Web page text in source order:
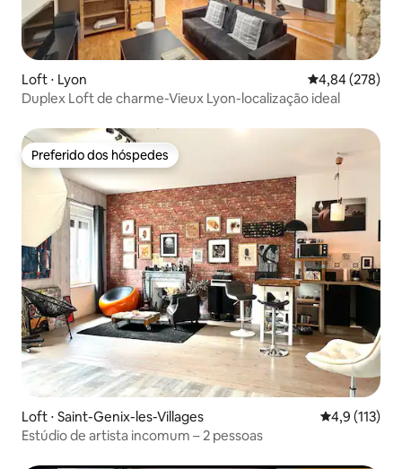
Loft ⋅ Lyon 4,84 de uma
4,84 (278)
Duplex Loft de charme-Vieux Lyon-localização ideal
Preferido dos hóspedes
Preferido dos hóspedes
Loft ⋅ Saint-Genix-les-Villages 4,9 de uma
4,9 (113)
Estúdio de artista incomum – 2 pessoas